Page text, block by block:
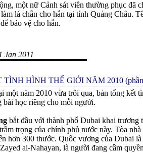
một nữ Cảnh sát viên thường phục đã
lá chắn cho hắn tại tỉnh Quảng Châu.
bảo vệ cho hắn.
Jan 2011
TÌNH HÌNH THẾ GIỚI NĂM 2010
năm 2010 vừa trôi qua, bản tổng kết
bài học riêng cho mỗi người.
bắt đầu với thành phố Dubai khai trương
trọng của chính phủ nước này. Tòa
hơn 300 thước. Quốc vương của Dubai
al-Nahayan, là người đang cầm